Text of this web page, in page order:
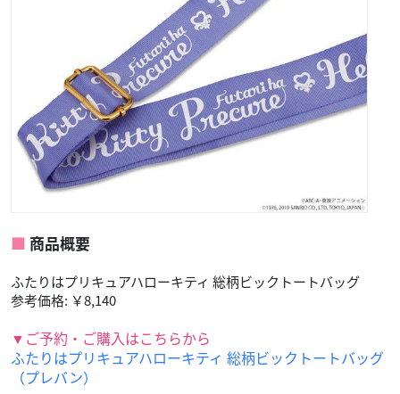
商品概要
ふたりはプリキュアハローキティ 総柄ビックトートバッグ
参考価格: ￥8,140
▼ご予約・ご購入はこちらから
ふたりはプリキュアハローキティ 総柄ビックトートバッグ
（プレバン）